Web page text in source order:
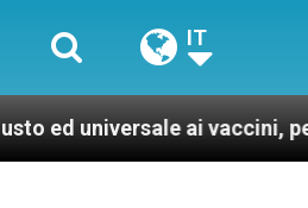
IT
ai vaccini, per un